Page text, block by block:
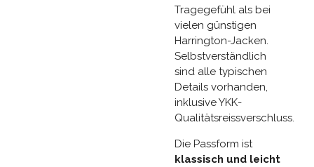
Tragegefühl als bei
vielen günstigen
Harrington-Jacken.
Selbstverständlich
sind alle typischen
Details vorhanden,
inklusive YKK-
Qualitätsreissverschluss.
Die Passform ist
klassisch und leicht